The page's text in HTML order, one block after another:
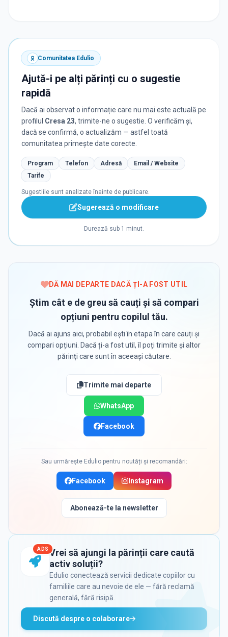
Comunitatea Edulio
Ajută-i pe alți părinți cu o sugestie
rapidă
Dacă ai observat o informație care nu mai este actuală pe
profilul Cresa 23, trimite-ne o sugestie. O verificăm și,
dacă se confirmă, o actualizăm — astfel toată
comunitatea primește date corecte.
Program Telefon Adresă
Email / Website
Tarife
Sugestiile sunt analizate înainte de publicare.
Sugerează o modificare
Durează sub 1 minut.
DĂ MAI DEPARTE DACĂ ȚI-A FOST UTIL
Știm cât e de greu să cauți și să compari
opțiuni pentru copilul tău.
Dacă ai ajuns aici, probabil ești în etapa în care cauți și
compari opțiuni. Dacă ți-a fost util, îl poți trimite și altor
părinți care sunt în aceeași căutare.
Trimite mai departe
WhatsApp
Facebook
Sau urmărește Edulio pentru noutăți și recomandări:
Facebook Instagram
Abonează-te la newsletter
ADS Vrei să ajungi la părinții care caută
activ soluții?
Edulio conectează servicii dedicate copiilor cu
familiile care au nevoie de ele — fără reclamă
generală, fără risipă.
Discută despre o colaborare